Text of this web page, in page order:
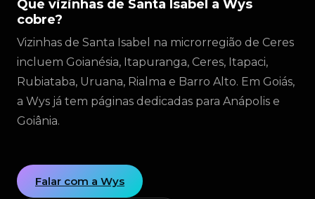
Que vizinhas de Santa Isabel a Wys
cobre?
Vizinhas de Santa Isabel na microrregião de Ceres
incluem Goianésia, Itapuranga, Ceres, Itapaci,
Rubiataba, Uruana, Rialma e Barro Alto. Em Goiás,
a Wys já tem páginas dedicadas para Anápolis e
Goiânia.
Falar com a Wys